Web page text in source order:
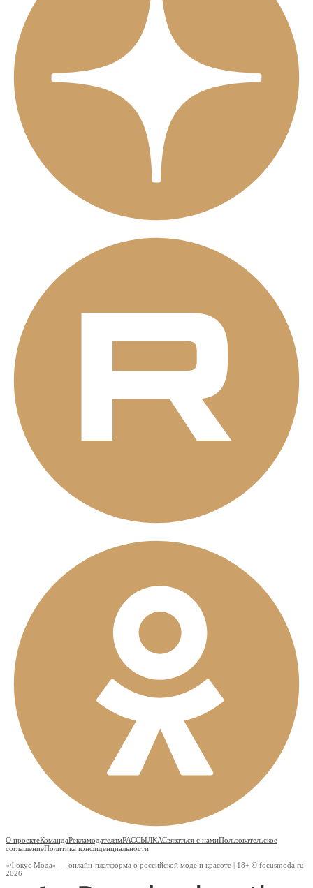
О проектеКомандаРекламодателямРАССЫЛКАСвязаться с намиПользовательское
соглашениеПолитика конфиденциальности
«Фокус Мода» — онлайн-платформа о российской моде и красоте | 18+ © focusmoda.ru
2026